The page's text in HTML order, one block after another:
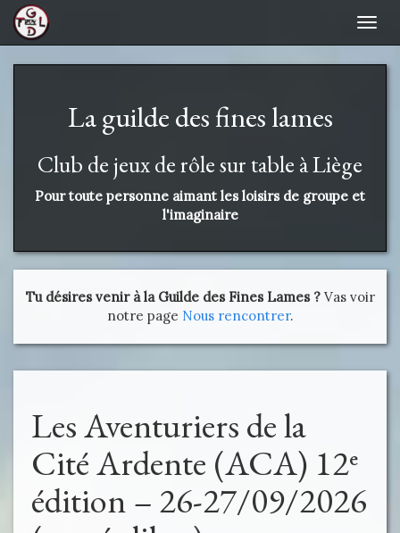
La guilde des fines lames
Club de jeux de rôle sur table à Liège
Pour toute personne aimant les loisirs de groupe et
l'imaginaire
Tu désires venir à la Guilde des Fines Lames ?Vas voir
notre page Nous rencontrer.
Les Aventuriers de la
Cité Ardente (ACA) 12ᵉ
édition – 26-27/09/2026